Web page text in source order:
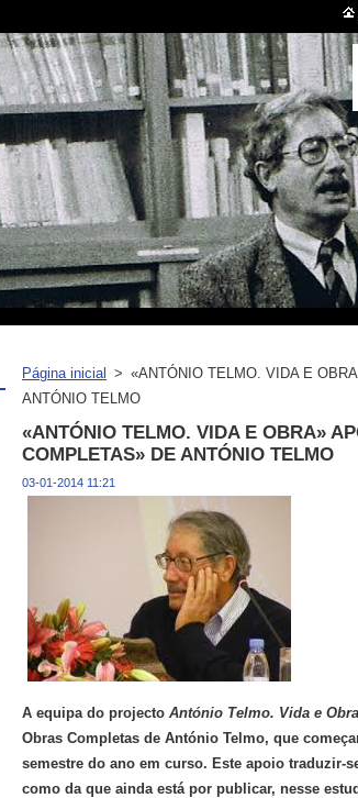
Página inicial > «ANTÓNIO TELMO. VIDA E
ANTÓNIO TELMO
«ANTÓNIO TELMO. VIDA E OBRA»
COMPLETAS» DE ANTÓNIO TELMO
03-01-2014 11:21
A equipa do projecto António Telmo. Vida e Obra
Obras Completas de António Telmo, que
semestre do ano em curso. Este apoio traduzir-
como da que ainda está por publicar, nesse